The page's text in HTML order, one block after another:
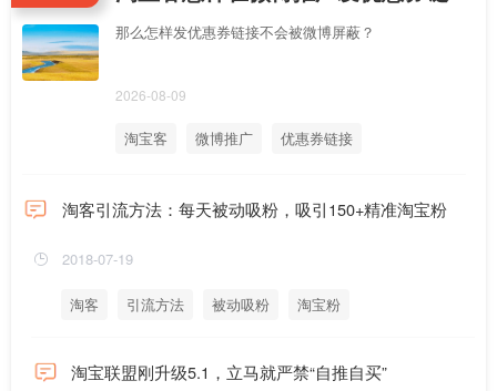
那么怎样发优惠券链接不会被微博屏蔽？
2026-08-09
淘宝客 微博推广 优惠券链接
淘客引流方法：每天被动吸粉，吸引150+精准淘宝粉
2018-07-19
淘客 引流方法 被动吸粉 淘宝粉
淘宝联盟刚升级5.1，立马就严禁“自推自买”